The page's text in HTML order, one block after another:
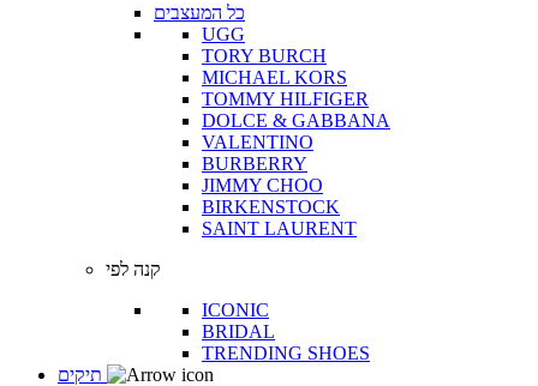
כל המעצבים
UGG
TORY BURCH
MICHAEL KORS
TOMMY HILFIGER
DOLCE & GABBANA
VALENTINO
BURBERRY
JIMMY CHOO
BIRKENSTOCK
SAINT LAURENT
קנה לפי
ICONIC
BRIDAL
TRENDING SHOES